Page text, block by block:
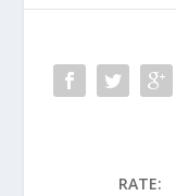
RATE: